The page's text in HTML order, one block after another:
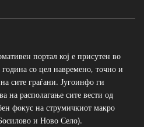
портал кој е присутен во
со цел навремено, точно и
сите граѓани. Југоинфо ги
на располагање сите вести од
фокус на струмичкиот макро
и Ново Село).